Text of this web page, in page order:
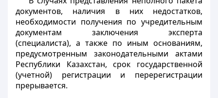
документов, наличия в них недостатков,
необходимости получения по учредительным
документам заключения эксперта
(специалиста), а также по иным основаниям,
предусмотренным законодательными актами
Республики Казахстан, срок государственной
(учетной) регистрации и перерегистрации
прерывается.